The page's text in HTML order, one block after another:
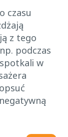
czasu
z tego
podczas
w